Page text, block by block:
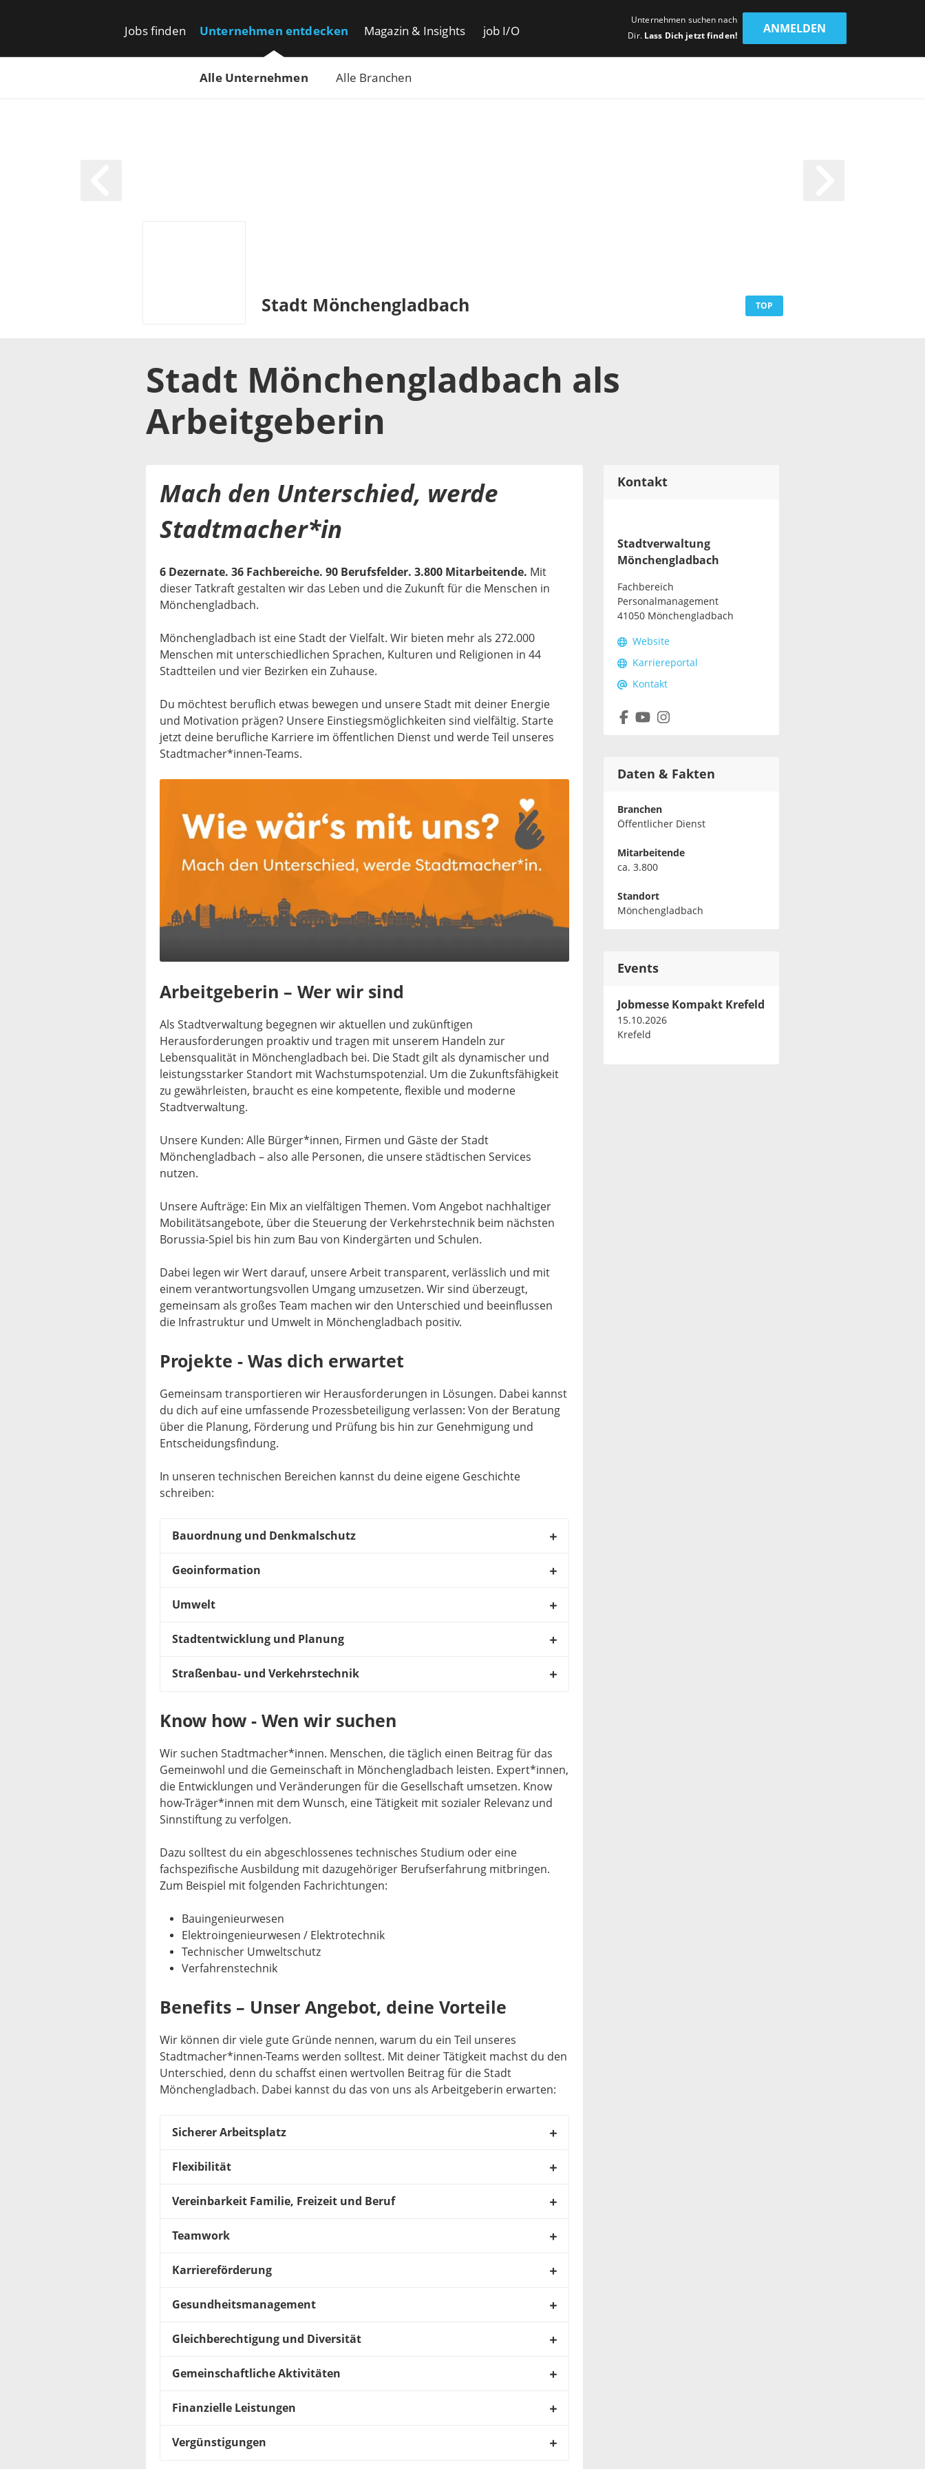
Jobs finden Unternehmen entdecken
Alle Unternehmen Alle Branchen
Magazin & Insights job I/O
Unternehmen suchen nach
Dir. Lass Dich jetzt finden!
ANMELDEN
Stadt Mönchengladbach TOP
Stadt Mönchengladbach als
Arbeitgeberin
Mach den Unterschied, werde
Stadtmacher*in
6 Dezernate. 36 Fachbereiche. 90 Berufsfelder. 3.800 Mitarbeitende. Mit
dieser Tatkraft gestalten wir das Leben und die Zukunft für die Menschen in
Mönchengladbach.
Mönchengladbach ist eine Stadt der Vielfalt. Wir bieten mehr als 272.000
Menschen mit unterschiedlichen Sprachen, Kulturen und Religionen in 44
Stadtteilen und vier Bezirken ein Zuhause.
Du möchtest beruflich etwas bewegen und unsere Stadt mit deiner Energie
und Motivation prägen? Unsere Einstiegsmöglichkeiten sind vielfältig. Starte
jetzt deine berufliche Karriere im öffentlichen Dienst und werde Teil unseres
Stadtmacher*innen-Teams.
Arbeitgeberin – Wer wir sind
Als Stadtverwaltung begegnen wir aktuellen und zukünftigen
Herausforderungen proaktiv und tragen mit unserem Handeln zur
Lebensqualität in Mönchengladbach bei. Die Stadt gilt als dynamischer und
leistungsstarker Standort mit Wachstumspotenzial. Um die Zukunftsfähigkeit
zu gewährleisten, braucht es eine kompetente, flexible und moderne
Stadtverwaltung.
Unsere Kunden: Alle Bürger*innen, Firmen und Gäste der Stadt
Mönchengladbach – also alle Personen, die unsere städtischen Services
nutzen.
Unsere Aufträge: Ein Mix an vielfältigen Themen. Vom Angebot nachhaltiger
Mobilitätsangebote, über die Steuerung der Verkehrstechnik beim nächsten
Borussia-Spiel bis hin zum Bau von Kindergärten und Schulen.
Dabei legen wir Wert darauf, unsere Arbeit transparent, verlässlich und mit
einem verantwortungsvollen Umgang umzusetzen. Wir sind überzeugt,
gemeinsam als großes Team machen wir den Unterschied und beeinflussen
die Infrastruktur und Umwelt in Mönchengladbach positiv.
Projekte - Was dich erwartet
Gemeinsam transportieren wir Herausforderungen in Lösungen. Dabei kannst
du dich auf eine umfassende Prozessbeteiligung verlassen: Von der Beratung
über die Planung, Förderung und Prüfung bis hin zur Genehmigung und
Entscheidungsfindung.
In unseren technischen Bereichen kannst du deine eigene Geschichte
schreiben:
Bauordnung und Denkmalschutz
Geoinformation
Umwelt
Stadtentwicklung und Planung
Straßenbau- und Verkehrstechnik
Know how - Wen wir suchen
Wir suchen Stadtmacher*innen. Menschen, die täglich einen Beitrag für das
Gemeinwohl und die Gemeinschaft in Mönchengladbach leisten. Expert*innen,
die Entwicklungen und Veränderungen für die Gesellschaft umsetzen. Know
how-Träger*innen mit dem Wunsch, eine Tätigkeit mit sozialer Relevanz und
Sinnstiftung zu verfolgen.
Dazu solltest du ein abgeschlossenes technisches Studium oder eine
fachspezifische Ausbildung mit dazugehöriger Berufserfahrung mitbringen.
Zum Beispiel mit folgenden Fachrichtungen:
Bauingenieurwesen
Elektroingenieurwesen / Elektrotechnik
Technischer Umweltschutz
Verfahrenstechnik
Benefits – Unser Angebot, deine Vorteile
Wir können dir viele gute Gründe nennen, warum du ein Teil unseres
Stadtmacher*innen-Teams werden solltest. Mit deiner Tätigkeit machst du den
Unterschied, denn du schaffst einen wertvollen Beitrag für die Stadt
Mönchengladbach. Dabei kannst du das von uns als Arbeitgeberin erwarten:
Sicherer Arbeitsplatz
Flexibilität
Vereinbarkeit Familie, Freizeit und Beruf
Teamwork
Karriereförderung
Gesundheitsmanagement
Gleichberechtigung und Diversität
Gemeinschaftliche Aktivitäten
Finanzielle Leistungen
Vergünstigungen
Kontakt
Stadtverwaltung
Mönchengladbach
Fachbereich
Personalmanagement
41050 Mönchengladbach
Website
Karriereportal
Kontakt
Daten & Fakten
Branchen
Öffentlicher Dienst
Mitarbeitende
ca. 3.800
Standort
Mönchengladbach
Events
Jobmesse Kompakt Krefeld
15.10.2026
Krefeld